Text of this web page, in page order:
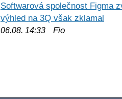
Softwarová společnost Figma
výhled na 3Q však zklamal
06.08. 14:33 Fio